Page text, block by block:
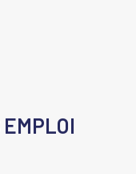
EMPLOI